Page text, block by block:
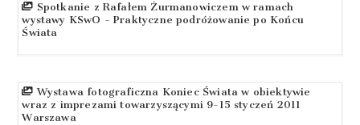
Spotkanie z Rafałem Żurmanowiczem w ramach
wystawy KSwO - Praktyczne podróżowanie po Końcu
Świata
Wystawa fotograficzna Koniec Świata w obiektywie
wraz z imprezami towarzyszącymi 9-15 styczeń 2011
Warszawa